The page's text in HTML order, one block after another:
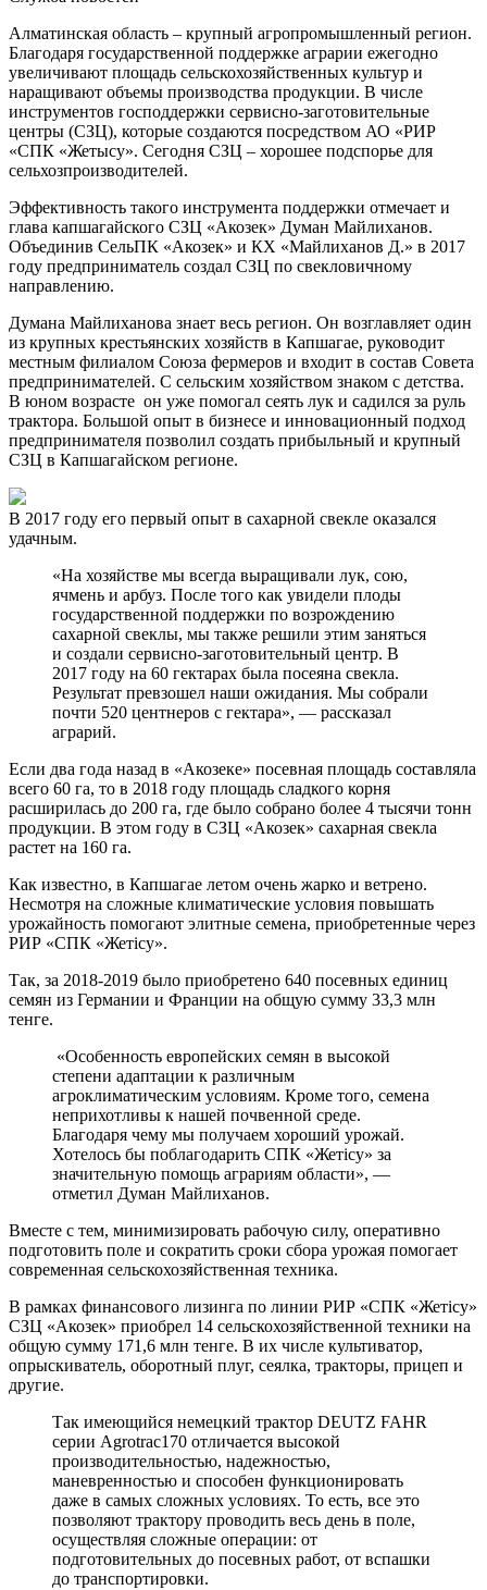
Алматинская область – крупный агропромышленный регион.
Благодаря государственной поддержке аграрии ежегодно
увеличивают площадь сельскохозяйственных культур и
наращивают объемы производства продукции. В числе
инструментов господдержки сервисно-заготовительные
центры (СЗЦ), которые создаются посредством АО «РИР
«СПК «Жетысу». Сегодня СЗЦ – хорошее подспорье для
сельхозпроизводителей.
Эффективность такого инструмента поддержки отмечает и
глава капшагайского СЗЦ «Акозек» Думан Майлиханов.
Объединив СельПК «Акозек» и КХ «Майлиханов Д.» в 2017
году предприниматель создал СЗЦ по свекловичному
направлению.
Думана Майлиханова знает весь регион. Он возглавляет один
из крупных крестьянских хозяйств в Капшагае, руководит
местным филиалом Союза фермеров и входит в состав Совета
предпринимателей. С сельским хозяйством знаком с детства.
В юном возрасте он уже помогал сеять лук и садился за руль
трактора. Большой опыт в бизнесе и инновационный подход
предпринимателя позволил создать прибыльный и крупный
СЗЦ в Капшагайском регионе.
В 2017 году его первый опыт в сахарной свекле оказался
удачным.
«На хозяйстве мы всегда выращивали лук, сою,
ячмень и арбуз. После того как увидели плоды
государственной поддержки по возрождению
сахарной свеклы, мы также решили этим заняться
и создали сервисно-заготовительный центр. В
2017 году на 60 гектарах была посеяна свекла.
Результат превзошел наши ожидания. Мы собрали
почти 520 центнеров с гектара», — рассказал
аграрий.
Если два года назад в «Акозеке» посевная площадь составляла
всего 60 га, то в 2018 году площадь сладкого корня
расширилась до 200 га, где было собрано более 4 тысячи тонн
продукции. В этом году в СЗЦ «Акозек» сахарная свекла
растет на 160 га.
Как известно, в Капшагае летом очень жарко и ветрено.
Несмотря на сложные климатические условия повышать
урожайность помогают элитные семена, приобретенные через
РИР «СПК «Жетісу».
Так, за 2018-2019 было приобретено 640 посевных единиц
семян из Германии и Франции на общую сумму 33,3 млн
тенге.
«Особенность европейских семян в высокой
степени адаптации к различным
агроклиматическим условиям. Кроме того, семена
неприхотливы к нашей почвенной среде.
Благодаря чему мы получаем хороший урожай.
Хотелось бы поблагодарить СПК «Жетісу» за
значительную помощь аграриям области», —
отметил Думан Майлиханов.
Вместе с тем, минимизировать рабочую силу, оперативно
подготовить поле и сократить сроки сбора урожая помогает
современная сельскохозяйственная техника.
В рамках финансового лизинга по линии РИР «СПК «Жетісу»
СЗЦ «Акозек» приобрел 14 сельскохозяйственной техники на
общую сумму 171,6 млн тенге. В их числе культиватор,
опрыскиватель, оборотный плуг, сеялка, тракторы, прицеп и
другие.
Так имеющийся немецкий трактор DEUTZ FAHR
серии Agrotrac170 отличается высокой
производительностью, надежностью,
маневренностью и способен функционировать
даже в самых сложных условиях. То есть, все это
позволяют трактору проводить весь день в поле,
осуществляя сложные операции: от
подготовительных до посевных работ, от вспашки
до транспортировки.